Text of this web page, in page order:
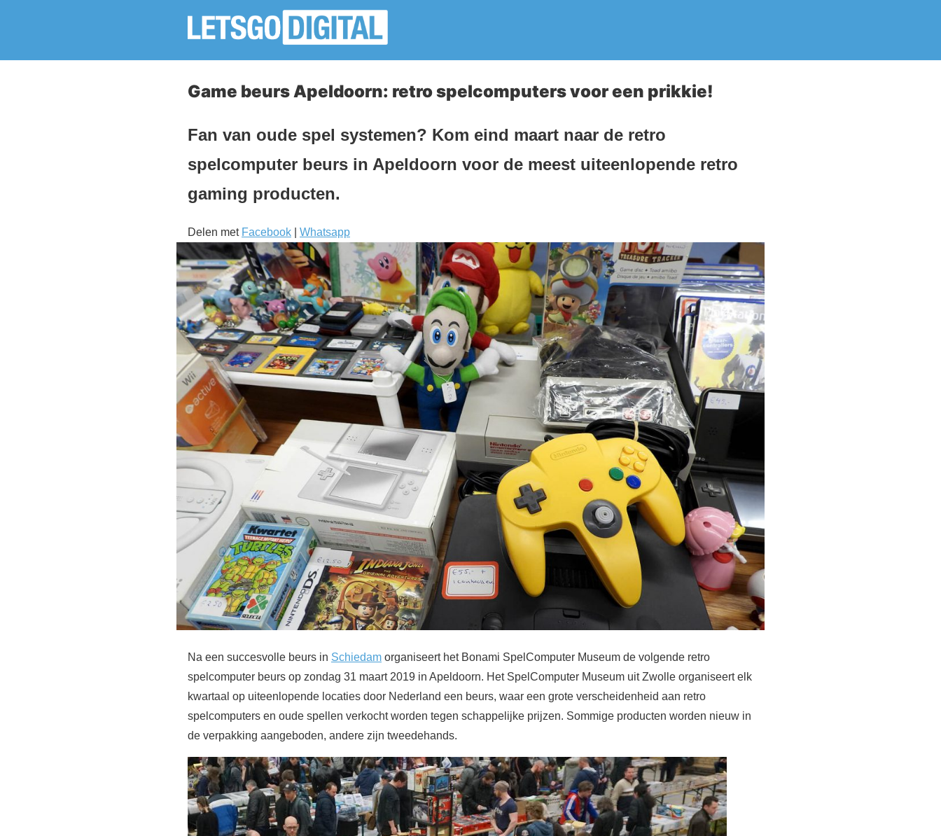
Game beurs Apeldoorn: retro spelcomputers voor een prikkie!
Fan van oude spel systemen? Kom eind maart naar de retro
spelcomputer beurs in Apeldoorn voor de meest uiteenlopende retro
gaming producten.
Delen met Facebook Whatsapp
Na een succesvolle beurs in Schiedam organiseert het Bonami SpelComputer Museum de volgende retro
spelcomputer beurs op zondag 31 maart 2019 in Apeldoorn. Het SpelComputer Museum uit Zwolle organiseert elk
kwartaal op uiteenlopende locaties door Nederland een beurs, waar een grote verscheidenheid aan retro
spelcomputers en oude spellen verkocht worden tegen schappelijke prijzen. Sommige producten worden nieuw in
de verpakking aangeboden, andere zijn tweedehands.